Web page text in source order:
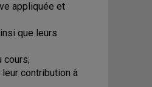
appliquée et
que leurs
cours;
contribution à